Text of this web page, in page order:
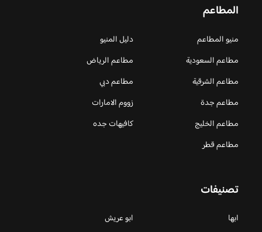
المطاعم
منيو المطاعم
دليل المنيو
مطاعم السعودية
مطاعم الرياض
مطاعم الشرقية
مطاعم دبي
مطاعم جدة
زووم الامارات
مطاعم الخليج
كافيهات جده
مطاعم قطر
تصنيفات
ابها
ابو عريش